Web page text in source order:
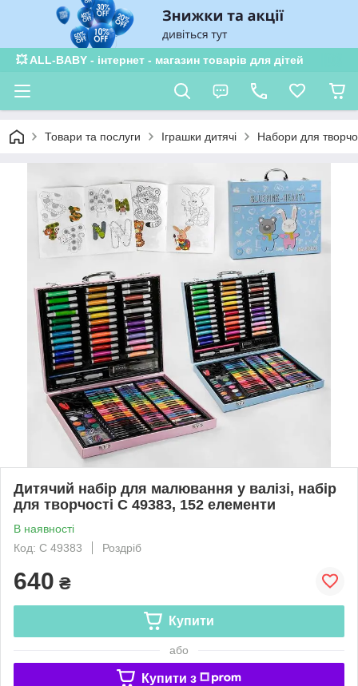
💥 ALL-BABY - інтернет - магазин товарів для дітей
Товари та послуги Іграшки дитячі Набори для
Дитячий набір для малювання у валізі, набір
для творчості С 49383, 152 елементи
В наявності
Код: С 49383
Роздріб
640 ₴
Купити
або
Купити з